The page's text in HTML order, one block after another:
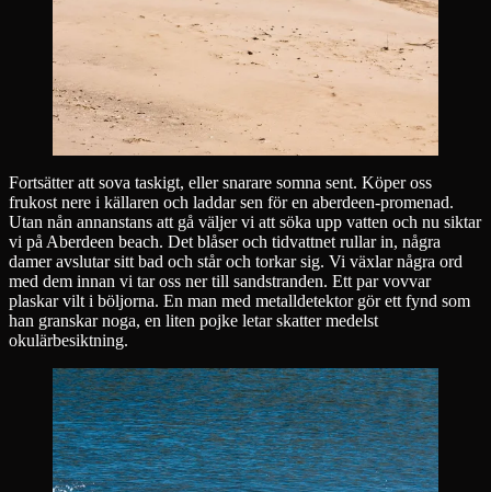
Fortsätter att sova taskigt, eller snarare somna sent. Köper oss
frukost nere i källaren och laddar sen för en aberdeen-promenad.
Utan nån annanstans att gå väljer vi att söka upp vatten och nu siktar
vi på Aberdeen beach. Det blåser och tidvattnet rullar in, några
damer avslutar sitt bad och står och torkar sig. Vi växlar några ord
med dem innan vi tar oss ner till sandstranden. Ett par vovvar
plaskar vilt i böljorna. En man med metalldetektor gör ett fynd som
han granskar noga, en liten pojke letar skatter medelst
okulärbesiktning.